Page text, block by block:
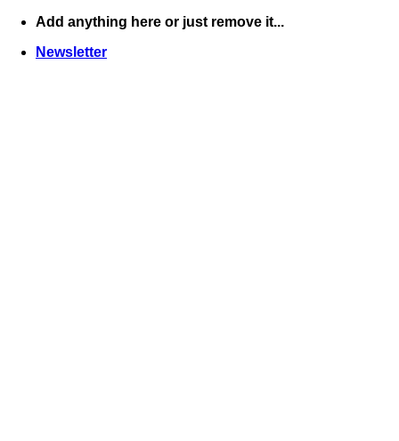
Skip
content
Add anything here or just remove it...
Newsletter